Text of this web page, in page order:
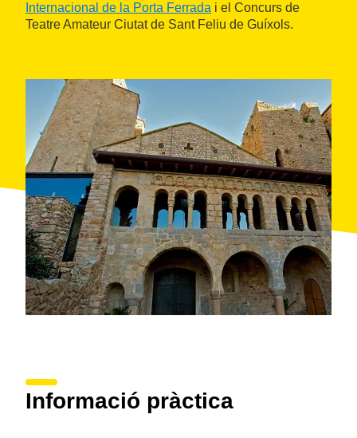
Internacional de la Porta Ferrada i el Concurs de
Teatre Amateur Ciutat de Sant Feliu de Guíxols.
Informació pràctica